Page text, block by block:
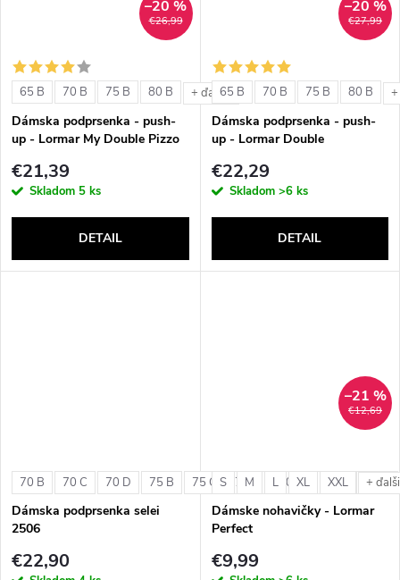
€26,99
–20 %
65 B 70 B 75 B 80 B + ďalšie
Dámska podprsenka - push-
up - Lormar My Double Pizzo
€21,39
Skladom 5 ks
DETAIL
€27,99
–20 %
65 B 70 B 75 B 80 B
Dámska podprsenka - push-
up - Lormar Double
€22,29
Skladom >6 ks
DETAIL
70 B 70 C 70 D 75 B 75 C 75 D 80 B 80 C 80 D
Dámska podprsenka selei
2506
€22,90
€12,69
–21 %
S M L XL XXL +
Dámske nohavičky - Lormar
Perfect
€9,99